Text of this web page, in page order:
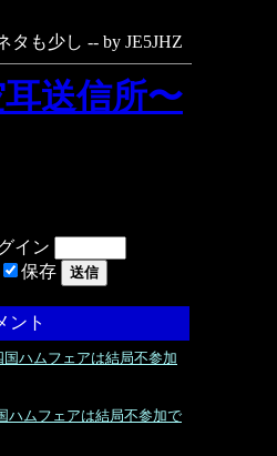
も少し -- by JE5JHZ
送信所〜
イン
保存
ント
国ハムフェアは結局不参加
ハムフェアは結局不参加で